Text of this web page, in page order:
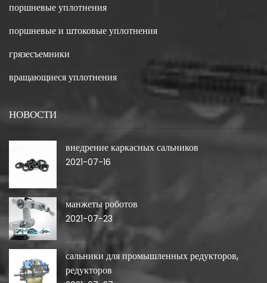
поршневые уплотнения
поршневые и штоковые уплотнения
грязесъемники
вращающиеся уплотнения
НОВОСТИ
внедрение каркасных сальников
2021-07-16
манжеты роботов
2021-07-23
сальники для промышленных редукторов,
редукторов